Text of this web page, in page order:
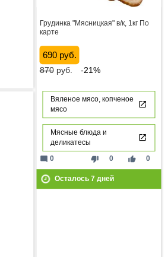
Грудинка "Мясницкая" в/к, 1кг По
карте
690 руб.
870руб. -21%
Вяленое мясо, копченое
мясо
Мясные блюда и
деликатесы
thumb_down 0 thumb_up 0
mode_comment 0
Осталось 7дней